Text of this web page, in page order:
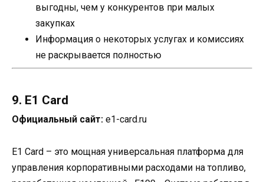
выгодны, чем у конкурентов при малых
закупках
Информация о некоторых услугах и комиссиях
не раскрывается полностью
9. E1 Card
Официальный сайт: e1-card.ru
E1 Card – это мощная универсальная платформа для
управления корпоративными расходами на топливо,